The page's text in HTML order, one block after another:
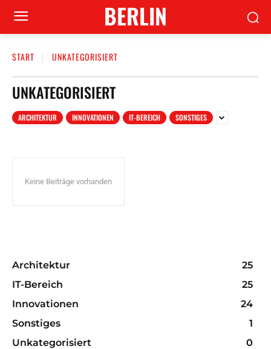
BERLIN
START UNKATEGORISIERT
UNKATEGORISIERT
ARCHITEKTUR INNOVATIONEN IT-BEREICH SONSTIGES
Keine Beiträge vorhanden
Architektur
25
IT-Bereich
25
Innovationen
24
Sonstiges
1
Unkategorisiert
0